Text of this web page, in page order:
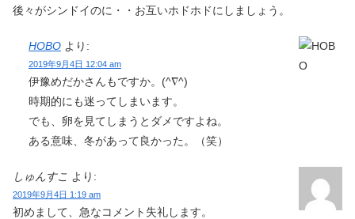
後々がシンドイのに・・お互いホドホドにしましょう。
HOBO より:
2019年9月4日 12:04 am
伊豫めだかさんもですか。(^∇^)
時期的にも迷ってしまいます。
でも、卵を見てしまうとダメですよね。
ある意味、冬があって良かった。（笑）
しゅんすこ より:
2019年9月4日 1:19 am
初めまして、急なコメント失礼します。